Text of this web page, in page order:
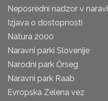
Neposredni nadzor v naravi
Izjava o dostopnosti
Natura 2000
Naravni parki Slovenije
Narodni park Őrseg
Naravni park Raab
Evropska Zelena vez